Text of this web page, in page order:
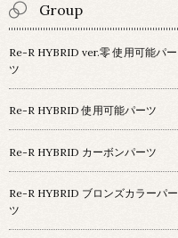
Group
Re-R HYBRID ver.零 使用可能パー
ツ
Re-R HYBRID 使用可能パーツ
Re-R HYBRID カーボンパーツ
Re-R HYBRID ブロンズカラーパー
ツ